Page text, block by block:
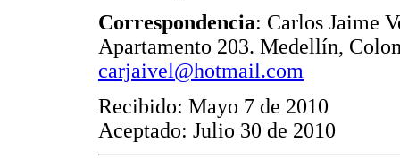
Correspondencia: Carlos Jaime
Apartamento 203. Medellín,
carjaivel@hotmail.com
Recibido: Mayo 7 de 2010
Aceptado: Julio 30 de 2010